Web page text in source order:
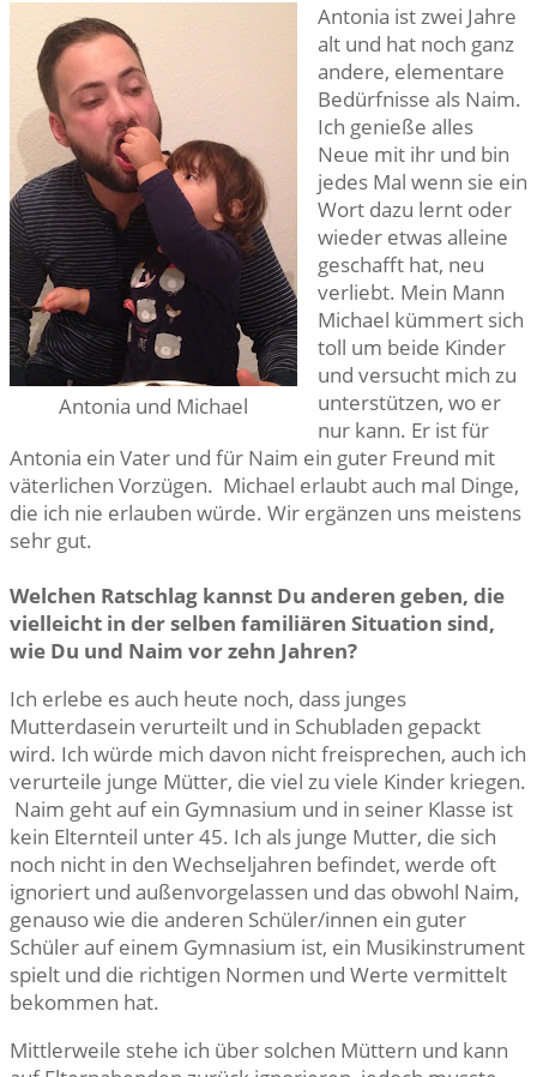
Antonia und Michael
Antonia ist zwei Jahre
alt und hat noch ganz
andere, elementare
Bedürfnisse als Naim.
Ich genieße alles
Neue mit ihr und bin
jedes Mal wenn sie ein
Wort dazu lernt oder
wieder etwas alleine
geschafft hat, neu
verliebt. Mein Mann
Michael kümmert sich
toll um beide Kinder
und versucht mich zu
unterstützen, wo er
nur kann. Er ist für
Antonia ein Vater und für Naim ein guter Freund mit
väterlichen Vorzügen. Michael erlaubt auch mal Dinge,
die ich nie erlauben würde. Wir ergänzen uns meistens
sehr gut.
Welchen Ratschlag kannst Du anderen geben, die
vielleicht in der selben familiären Situation sind,
wie Du und Naim vor zehn Jahren?
Ich erlebe es auch heute noch, dass junges
Mutterdasein verurteilt und in Schubladen gepackt
wird. Ich würde mich davon nicht freisprechen, auch ich
verurteile junge Mütter, die viel zu viele Kinder kriegen.
Naim geht auf ein Gymnasium und in seiner Klasse ist
kein Elternteil unter 45. Ich als junge Mutter, die sich
noch nicht in den Wechseljahren befindet, werde oft
ignoriert und außenvorgelassen und das obwohl Naim,
genauso wie die anderen Schüler/innen ein guter
Schüler auf einem Gymnasium ist, ein Musikinstrument
spielt und die richtigen Normen und Werte vermittelt
bekommen hat.
Mittlerweile stehe ich über solchen Müttern und kann